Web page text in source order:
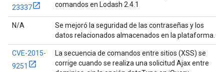
23337
comandos en Lodash 2.4.1
N/A
Se mejoró la seguridad de las contraseñas y los
datos relacionados almacenados en la plataforma.
CVE-2015-
9251
La secuencia de comandos entre sitios (XSS) se
corrige cuando se realiza una solicitud Ajax entre